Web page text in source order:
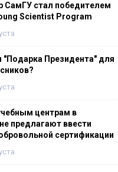
СамГУ стал победителем
Scientist Program
"Подарка Президента" для
центрам в
предлагают ввести
сертификации